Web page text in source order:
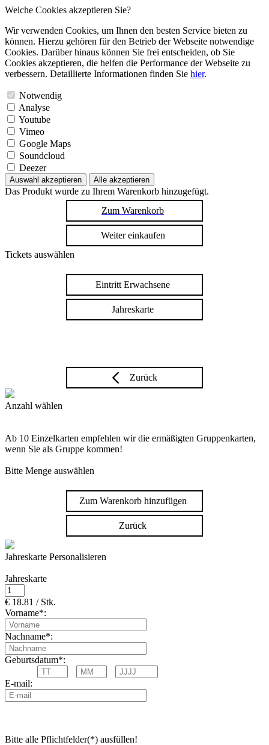
Welche Cookies akzeptieren Sie?
Wir verwenden Cookies, um Ihnen den besten Service bieten zu
können. Hierzu gehören für den Betrieb der Webseite notwendige
Cookies. Darüber hinaus können Sie frei entscheiden, ob Sie
Cookies akzeptieren, die helfen die Performance der Webseite zu
verbessern. Detaillierte Informationen finden Sie hier.
Notwendig
Analyse
Youtube
Vimeo
Google Maps
Soundcloud
Deezer
Auswahl akzeptieren Alle akzeptieren
Das Produkt wurde zu Ihrem Warenkorb hinzugefügt.
Zum Warenkorb
Weiter einkaufen
Tickets auswählen
Eintritt Erwachsene
Jahreskarte
Zurück
Anzahl wählen
Ab 10 Einzelkarten empfehlen wir die ermäßigten Gruppenkarten,
wenn Sie als Gruppe kommen!
Bitte Menge auswählen
Zum Warenkorb hinzufügen
Zurück
Jahreskarte Personalisieren
Jahreskarte
€ 18.81 / Stk.
Vorname*:
Nachname*:
Geburtsdatum*:
E-mail:
Bitte alle Pflichtfelder(*) ausfüllen!